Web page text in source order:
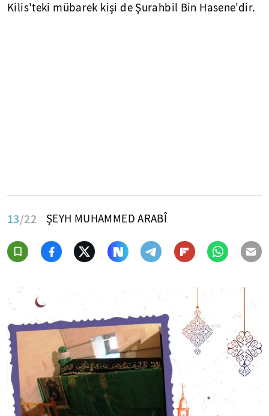
Kilis'teki mübarek kişi de Şurahbil Bin Hasene'dir.
13/22 ŞEYH MUHAMMED ARABÎ